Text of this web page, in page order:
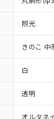
照光
きのこ
白
透明
オルタネ